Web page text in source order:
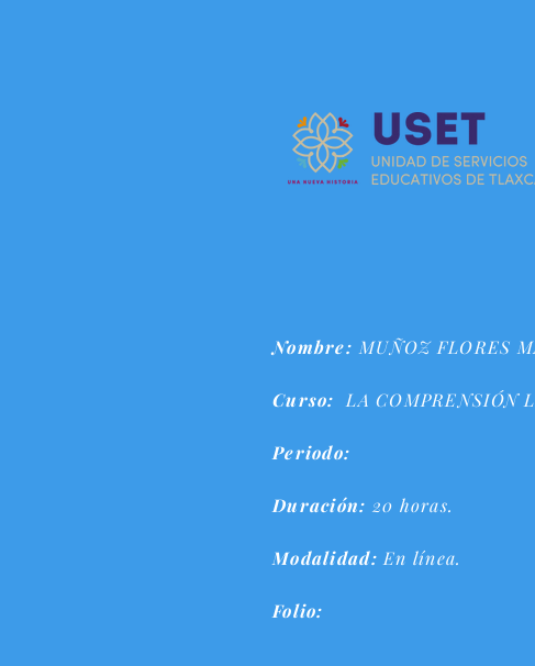
Nombre:
Curso: LA COMPRENSIÓN
Periodo:
Duración: 20 horas.
Modalidad: En línea.
Folio:
MUÑOZ FLORES